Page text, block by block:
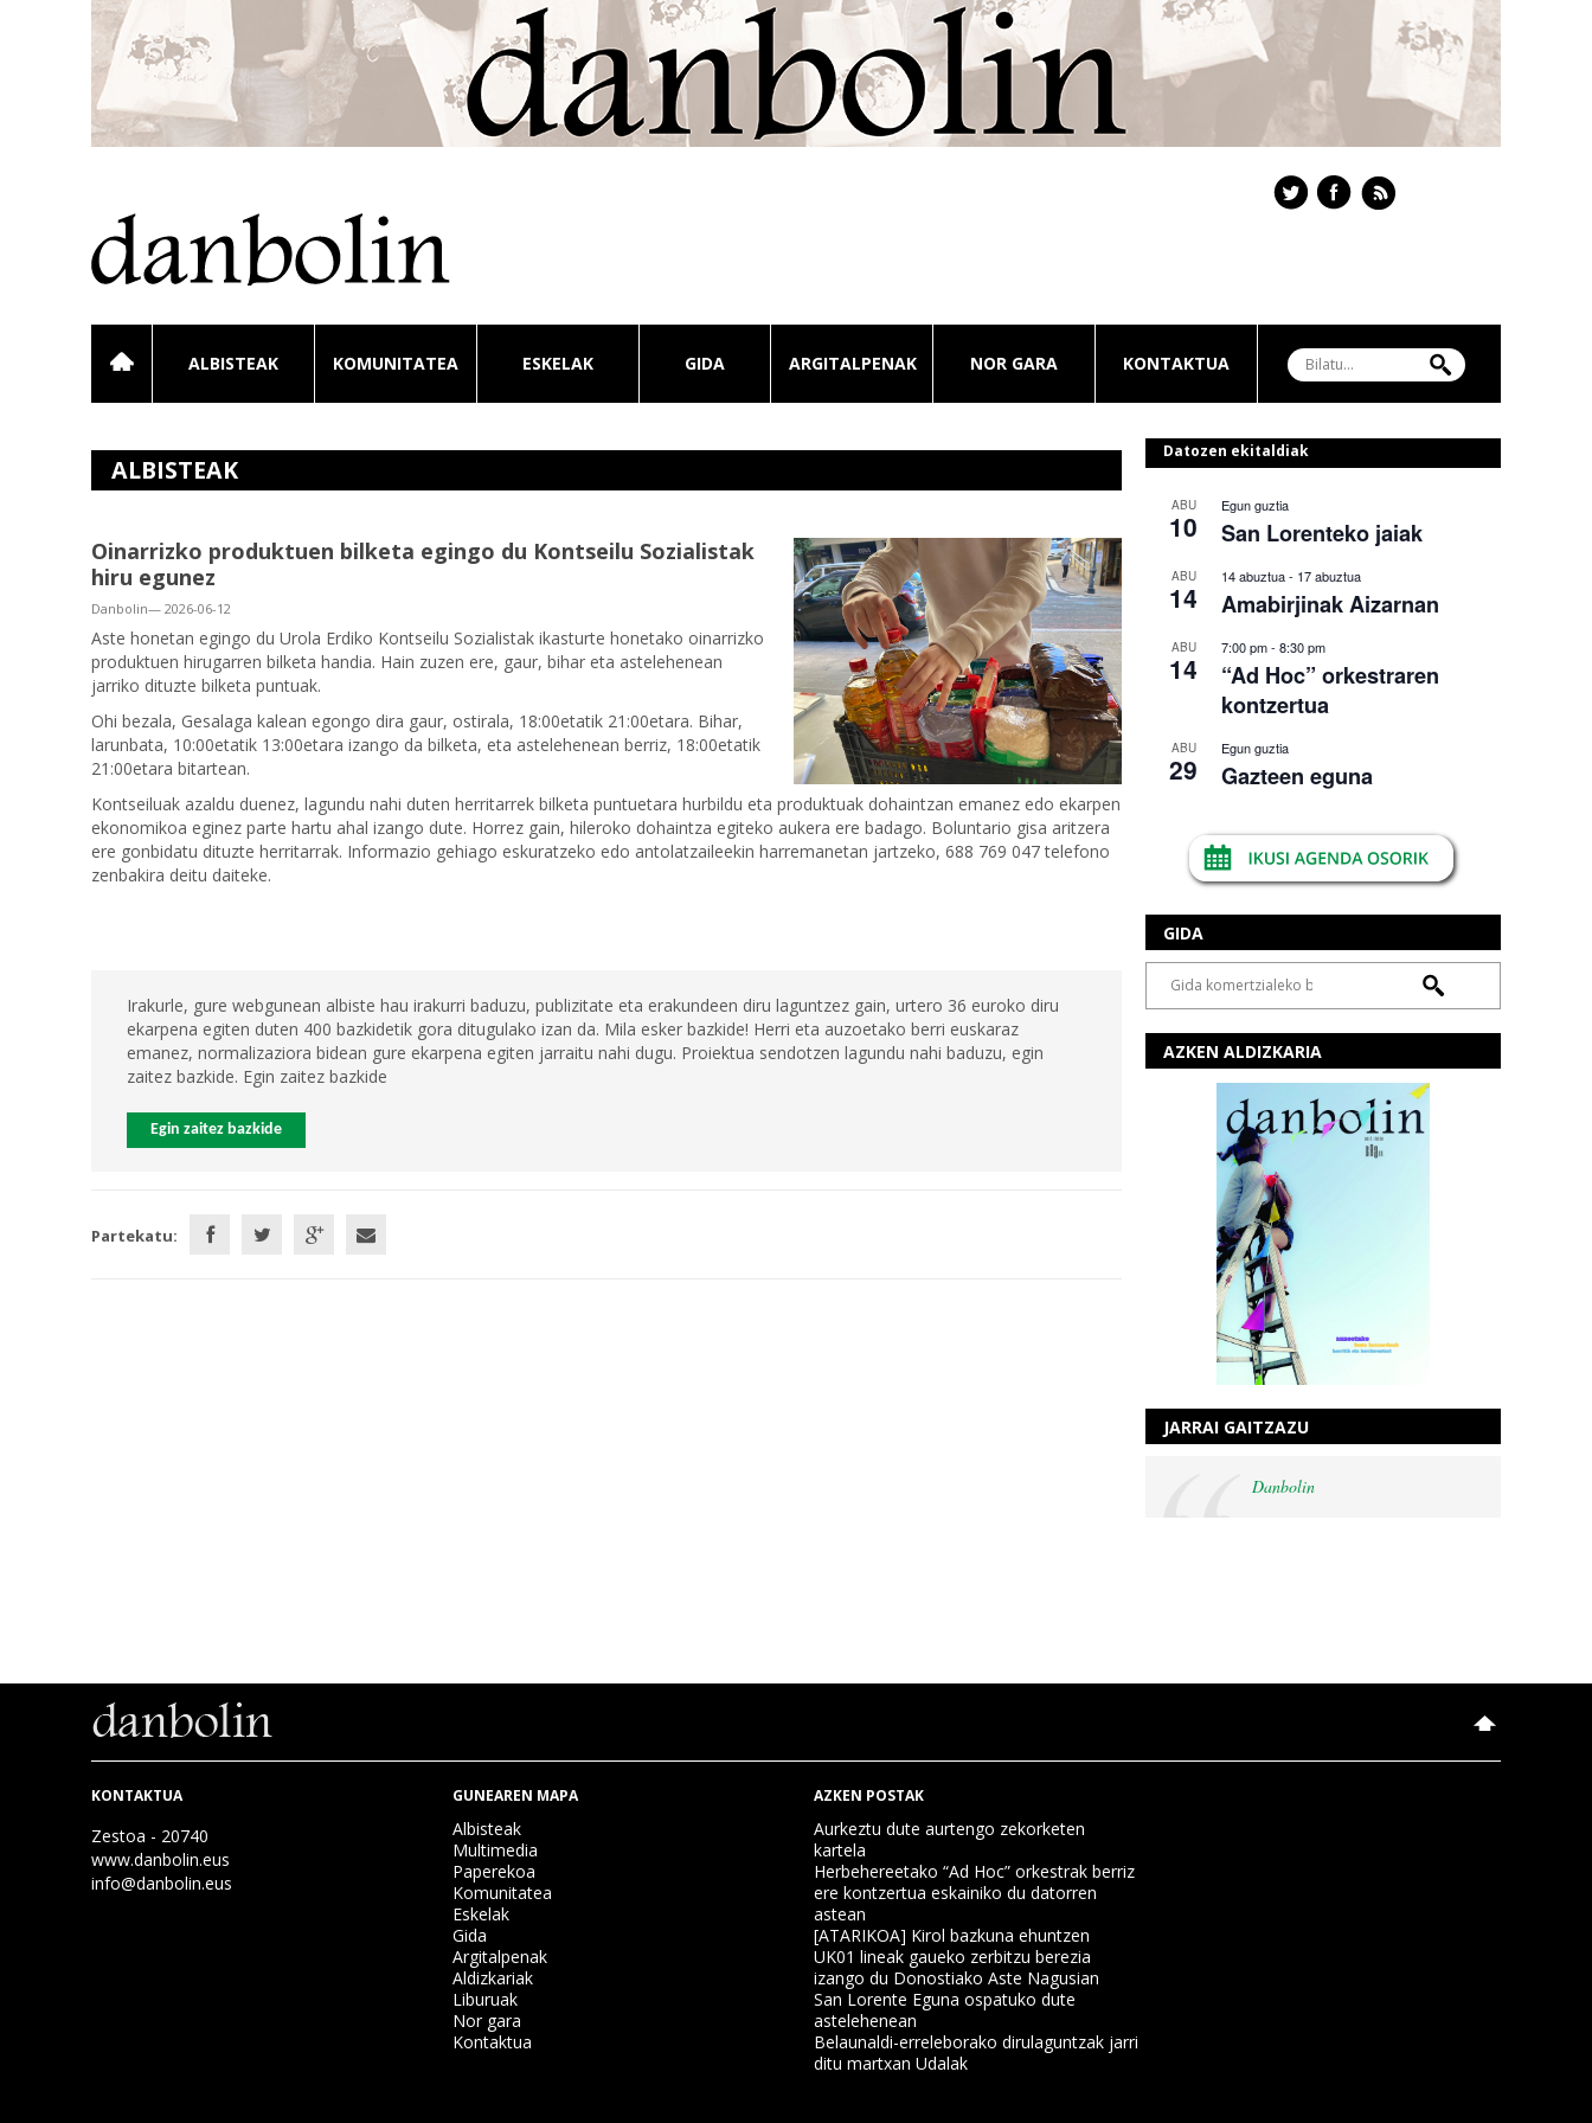
ALBISTEAK KOMUNITATEA ESKELAK GIDA ARGITALPENAK NOR GARA KONTAKTUA
ALBISTEAK
Oinarrizko produktuen bilketa egingo du Kontseilu Sozialistak
hiru egunez
Danbolin— 2026-06-12
Aste honetan egingo du Urola Erdiko Kontseilu Sozialistak ikasturte honetako oinarrizko
produktuen hirugarren bilketa handia. Hain zuzen ere, gaur, bihar eta astelehenean
jarriko dituzte bilketa puntuak.
Ohi bezala, Gesalaga kalean egongo dira gaur, ostirala, 18:00etatik 21:00etara. Bihar,
larunbata, 10:00etatik 13:00etara izango da bilketa, eta astelehenean berriz, 18:00etatik
21:00etara bitartean.
Kontseiluak azaldu duenez, lagundu nahi duten herritarrek bilketa puntuetara hurbildu eta produktuak dohaintzan emanez edo ekarpen
ekonomikoa eginez parte hartu ahal izango dute. Horrez gain, hileroko dohaintza egiteko aukera ere badago. Boluntario gisa aritzera
ere gonbidatu dituzte herritarrak. Informazio gehiago eskuratzeko edo antolatzaileekin harremanetan jartzeko, 688 769 047 telefono
zenbakira deitu daiteke.
Irakurle, gure webgunean albiste hau irakurri baduzu, publizitate eta erakundeen diru laguntzez gain, urtero 36 euroko diru
ekarpena egiten duten 400 bazkidetik gora ditugulako izan da. Mila esker bazkide! Herri eta auzoetako berri euskaraz
emanez, normalizaziora bidean gure ekarpena egiten jarraitu nahi dugu. Proiektua sendotzen lagundu nahi baduzu, egin
zaitez bazkide. Egin zaitez bazkide
Egin zaitez bazkide
Partekatu:
Datozen ekitaldiak
ABU
10
Egun guztia
San Lorenteko jaiak
ABU
14
14 abuztua- 17 abuztua
Amabirjinak Aizarnan
ABU
14
7:00 pm- 8:30 pm
“Ad Hoc” orkestraren
kontzertua
ABU
29
Egun guztia
Gazteen eguna
GIDA
AZKEN ALDIZKARIA
JARRAI GAITZAZU
Danbolin
KONTAKTUA
Zestoa - 20740
www.danbolin.eus
info@danbolin.eus
GUNEAREN MAPA
Albisteak
Multimedia
Paperekoa
Komunitatea
Eskelak
Gida
Argitalpenak
Aldizkariak
Liburuak
Nor gara
Kontaktua
AZKEN POSTAK
Aurkeztu dute aurtengo zekorketen
kartela
Herbehereetako “Ad Hoc” orkestrak berriz
ere kontzertua eskainiko du datorren
astean
[ATARIKOA] Kirol bazkuna ehuntzen
UK01 lineak gaueko zerbitzu berezia
izango du Donostiako Aste Nagusian
San Lorente Eguna ospatuko dute
astelehenean
Belaunaldi-erreleborako dirulaguntzak jarri
ditu martxan Udalak